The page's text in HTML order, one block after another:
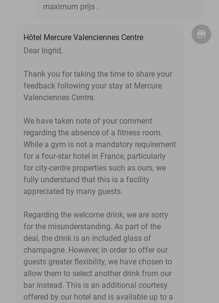
maximum prijs .
Hôtel Mercure Valenciennes Centre
Dear Ingrid,
Thank you for taking the time to share your
feedback following your stay at Mercure
Valenciennes Centre.
We have taken note of your comment
regarding the absence of a fitness room.
While a gym is not a mandatory requirement
for a four-star hotel in France, particularly
for city-centre properties such as ours, we
fully understand that this is a facility
appreciated by many guests.
Regarding the welcome drink, we are sorry
for the misunderstanding. As part of the
deal, the drink is an included glass of
champagne. However, in order to offer our
guests greater flexibility, we have chosen to
allow them to select another drink from our
bar instead. This is an additional courtesy
offered by our hotel and is available up to a